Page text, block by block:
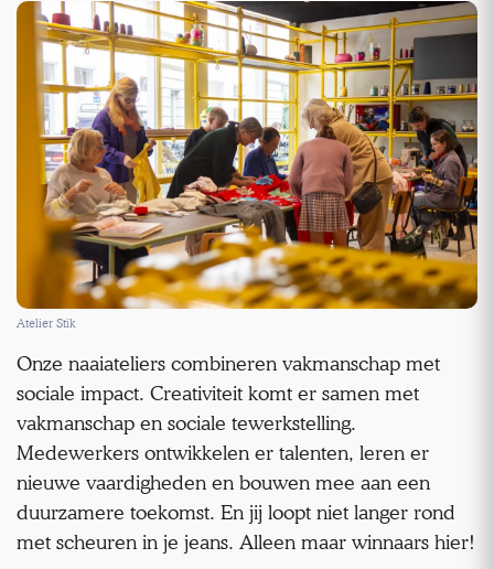
Onze naaiateliers combineren vakmanschap met
sociale impact. Creativiteit komt er samen met
vakmanschap en sociale tewerkstelling.
Medewerkers ontwikkelen er talenten, leren er
nieuwe vaardigheden en bouwen mee aan een
duurzamere toekomst. En jij loopt niet langer rond
met scheuren in je jeans. Alleen maar winnaars hier!
Atelier Stik